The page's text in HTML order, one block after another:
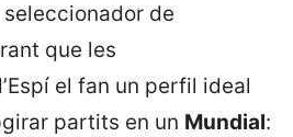
de
que les
el fan un perfil ideal
partits en un Mundial: